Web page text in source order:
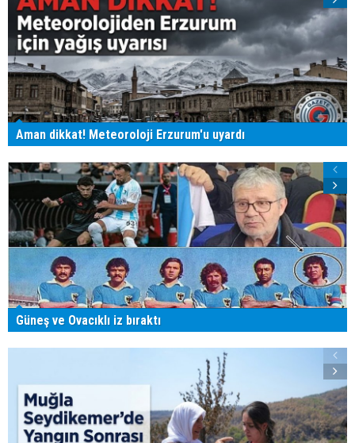
Aman dikkat! Meteoroloji Erzurum'u uyardı
Güneş ve Ovacıklı iz bıraktı